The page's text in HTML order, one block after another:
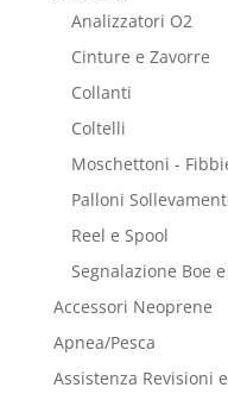
Analizzatori O2
Cinture e Zavorre
Collanti
Coltelli
Moschettoni -
Palloni
Reel e Spool
Segnalazione Boe
Accessori Neoprene
Apnea/Pesca
Assistenza Revisioni